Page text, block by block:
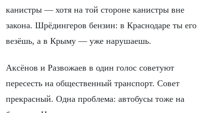
канистры — хотя на той стороне канистры вне
закона. Шрёдингеров бензин: в Краснодаре ты его
везёшь, а в Крыму — уже нарушаешь.
Аксёнов и Развожаев в один голос советуют
пересесть на общественный транспорт. Совет
прекрасный. Одна проблема: автобусы тоже на